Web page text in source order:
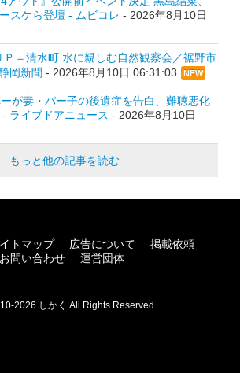
スケら登壇 - ムビコレ - 2026年8月10日
Ｐ＝清水町 水に親しむ自然観察会／裾野市
岡新聞 - 2026年8月10日 06:31:03 NEW
ーが妻・パー子の後遺症を告白、難聴悪化
ライブドアニュース - 2026年8月10日
もっと他の記事を読む
トマップ 広告について
掲載依頼
お問い合わせ
運営団体
2026 しかく All Rights Reserved.